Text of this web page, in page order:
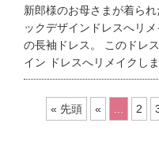
新郎様のお母さまが着ら
ックデザインドレスへリ
の長袖ドレス。 このドレ
イン ドレスへリメイクし
« 先頭 « 2